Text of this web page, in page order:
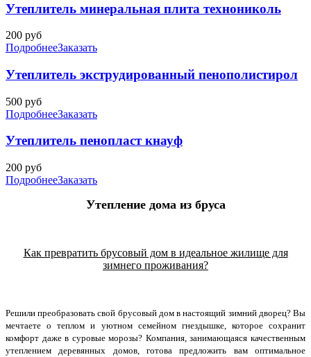
Утеплитель минеральная плита технониколь
200 руб
ПодробнееЗаказать
Утеплитель экструдированный пенополистирол
500 руб
ПодробнееЗаказать
Утеплитель пенопласт кнауф
200 руб
ПодробнееЗаказать
Утепление дома из бруса
Как превратить брусовый дом в идеальное жилище для
зимнего проживания?
Решили преобразовать свой брусовый дом в настоящий зимний дворец? Вы
мечтаете о теплом и уютном семейном гнездышке, которое сохранит
комфорт даже в суровые морозы? Компания, занимающаяся качественным
утеплением деревянных домов, готова предложить вам оптимальное